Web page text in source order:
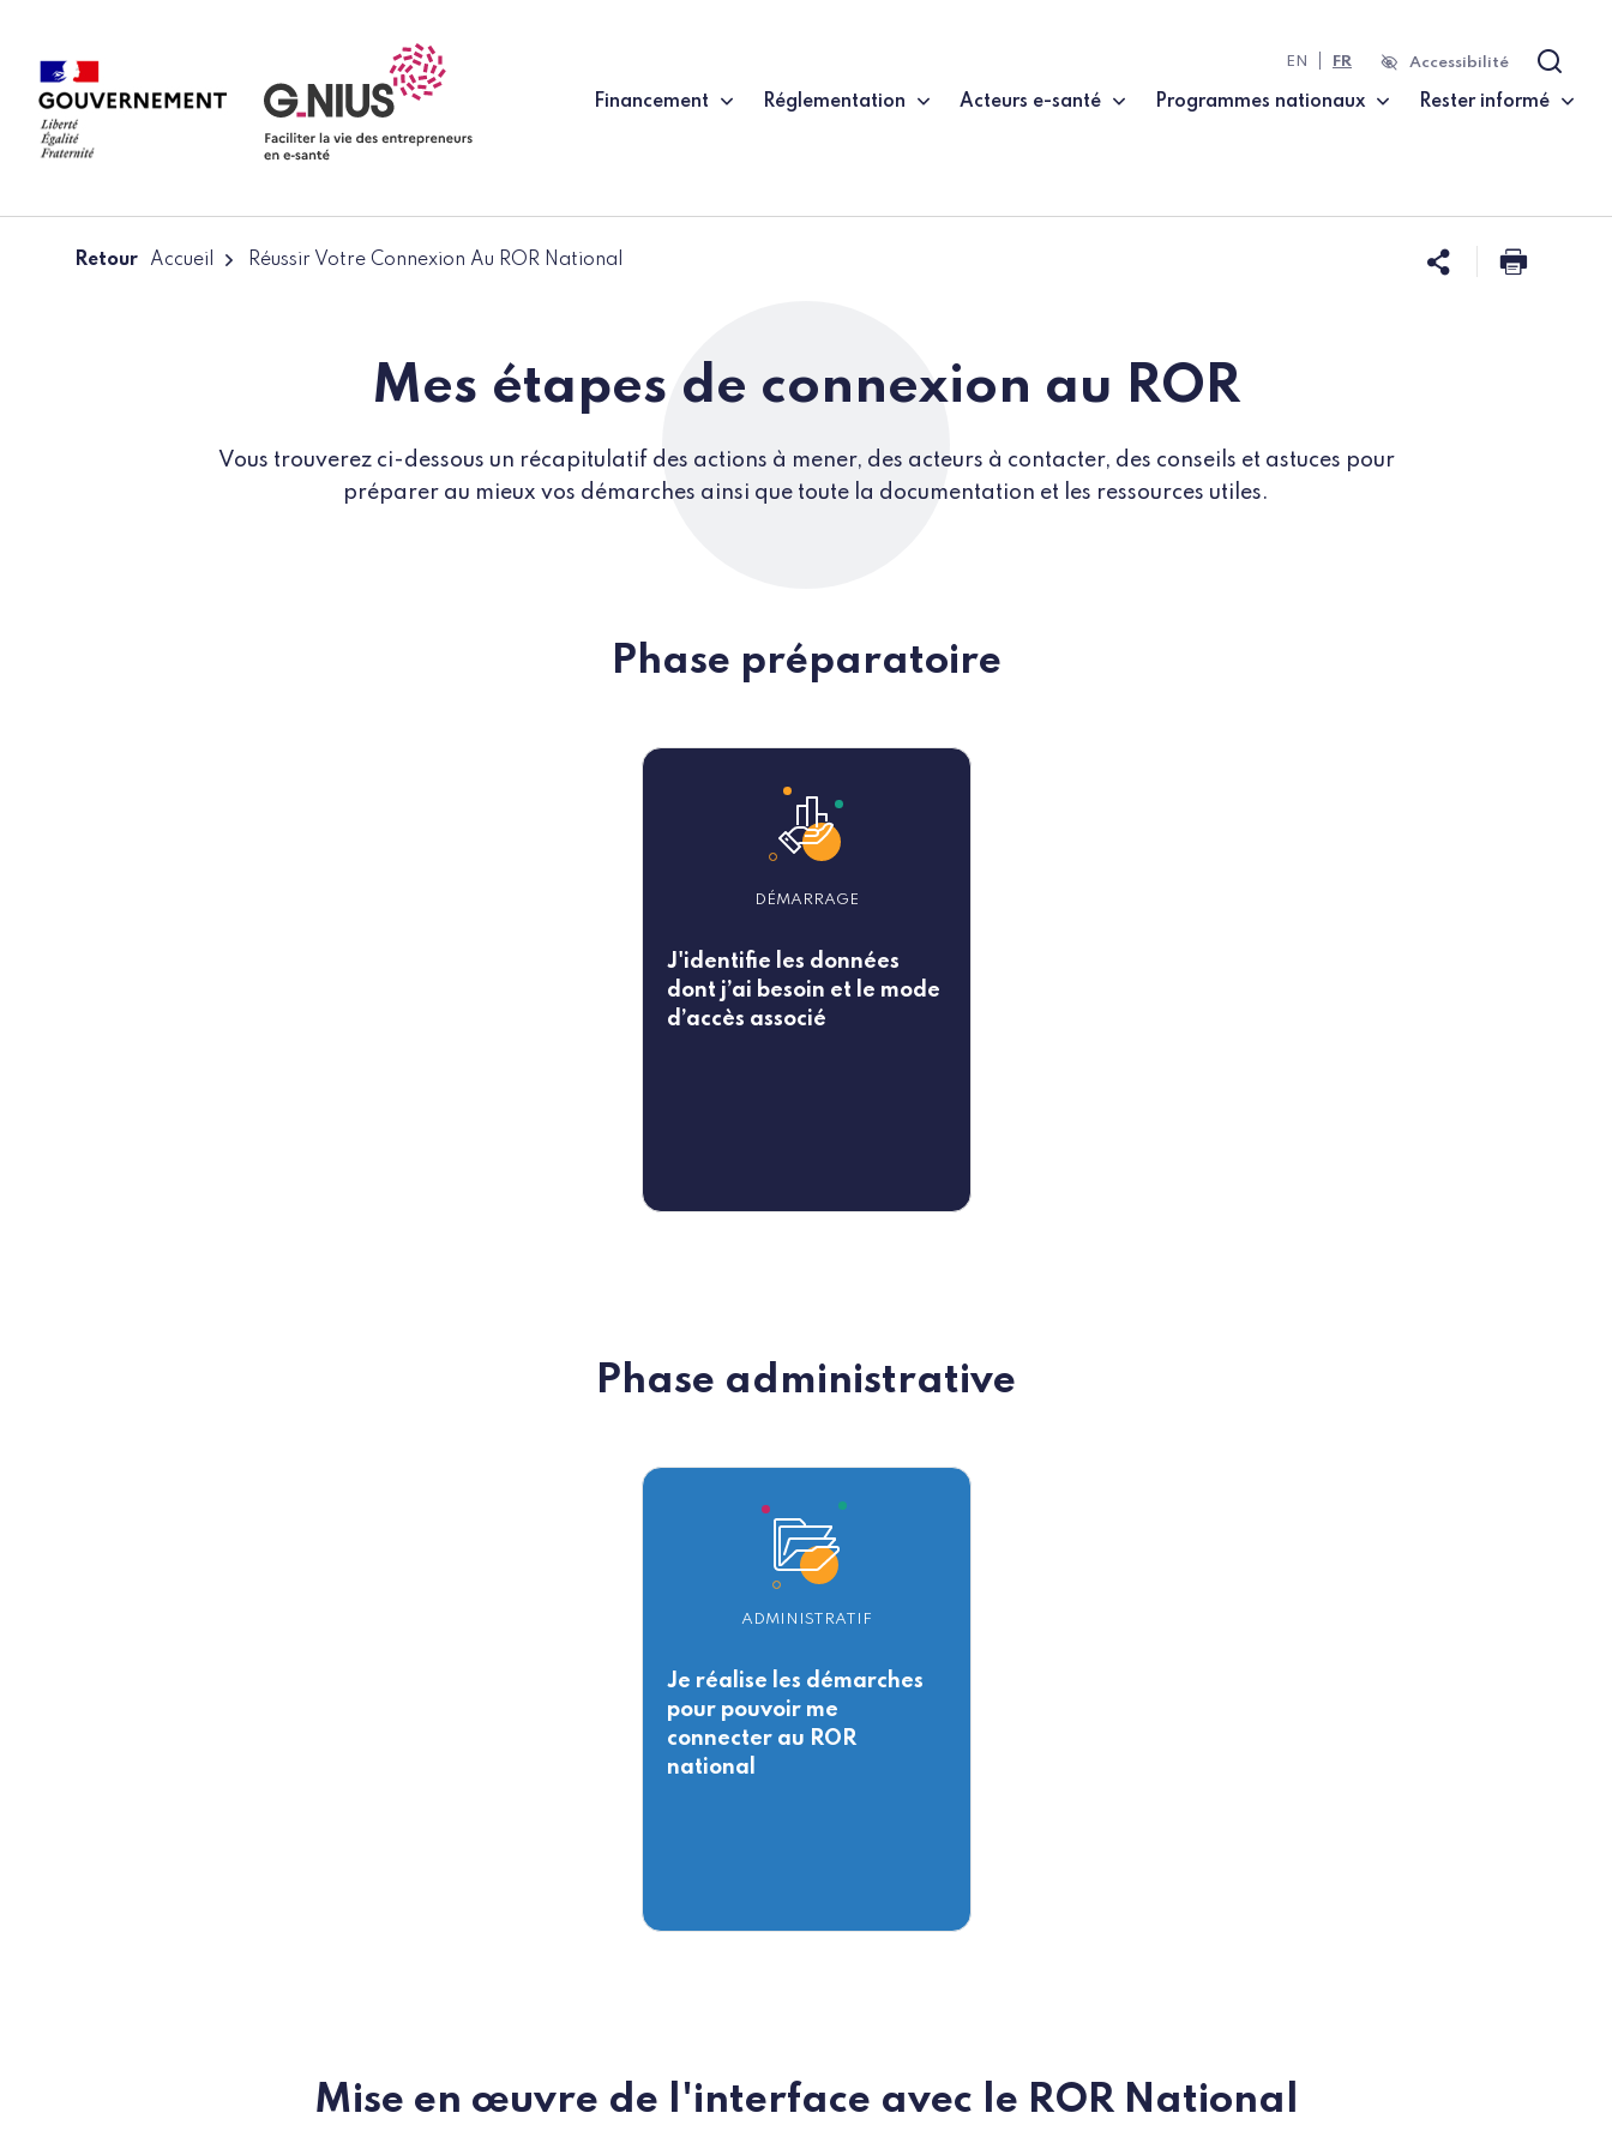
Financement Réglementation Acteurs e-santé Programmes nationaux Rester informé
EN FR Accessibilité
Retour Accueil Réussir Votre Connexion Au ROR National Partager
Mes étapes de connexion au ROR
Vous trouverez ci-dessous un récapitulatif des actions à mener, des acteurs à contacter, des conseils et astuces pour
préparer au mieux vos démarches ainsi que toute la documentation et les ressources utiles.
Phase préparatoire
DÉMARRAGE
J'identifie les données
dont j’ai besoin et le mode
d’accès associé
Phase administrative
ADMINISTRATIF
Je réalise les démarches
pour pouvoir me
connecter au ROR
national
Mise en œuvre de l'interface avec le ROR National